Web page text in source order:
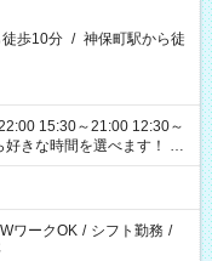
歩10分 / 神保町駅から徒
15:30～21:00 12:30～
ワークOK / シフト勤務 /